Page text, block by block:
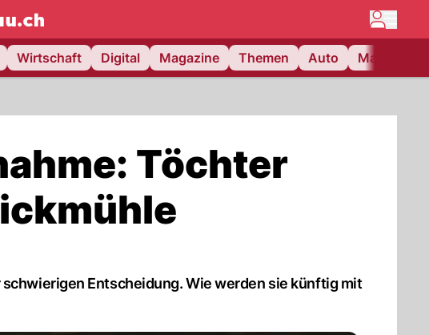
NAU.ch
Wirtschaft Digital Magazine Themen Auto Matchcenter
Töchter
Entscheidung. Wie werden sie künftig mit